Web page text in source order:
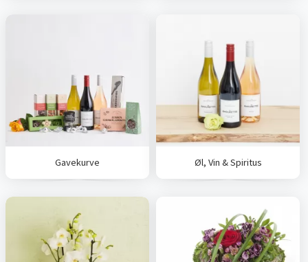
Gavekurve Øl, Vin & Spiritus